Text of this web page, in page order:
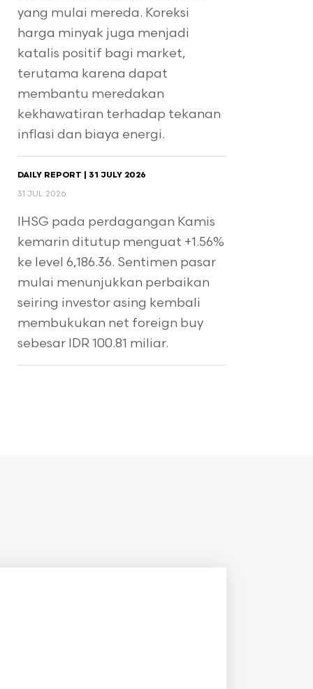
yang mulai mereda. Koreksi
harga minyak juga menjadi
katalis positif bagi market,
terutama karena dapat
membantu meredakan
kekhawatiran terhadap tekanan
inflasi dan biaya energi.
DAILY REPORT | 31 JULY 2026
31 JUL 2026
IHSG pada perdagangan Kamis
kemarin ditutup menguat +1.56%
ke level 6,186.36. Sentimen pasar
mulai menunjukkan perbaikan
seiring investor asing kembali
membukukan net foreign buy
sebesar IDR 100.81 miliar.